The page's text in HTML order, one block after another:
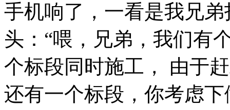
手机响了，一看是我兄
头：“喂，兄弟，我们有
个标段同时施工， 由于
还有一个标段，你考虑